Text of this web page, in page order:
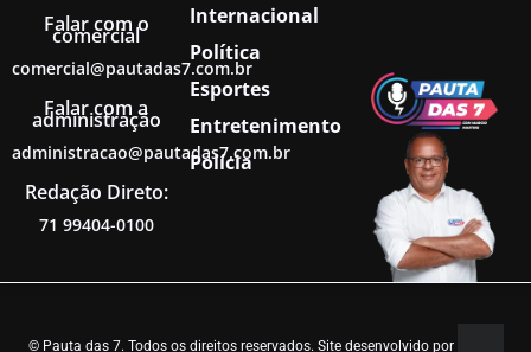
Falar com o
comercial
comercial@pautadas7.com.br
Falar com a
administração
administracao@pautadas7.com.br
Redação Direto:
71 99404-0100
Internacional
Política
Esportes
Entretenimento
Polícia
© Pauta das 7. Todos os direitos reservados. Site desenvolvido por